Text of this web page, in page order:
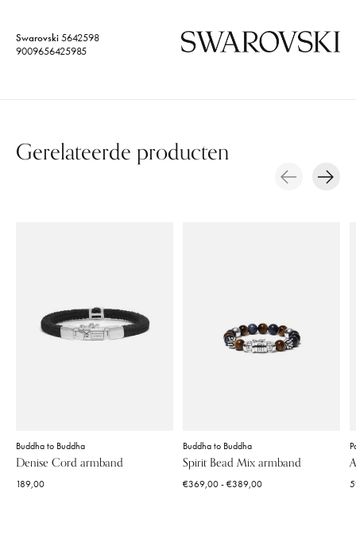
Swarovski5642598
9009656425985
Gerelateerde producten
Buddha to Buddha
Denise Cord armband
189,00
Buddha to Buddha
Spirit Bead Mix armband
€369,00 - €389,00